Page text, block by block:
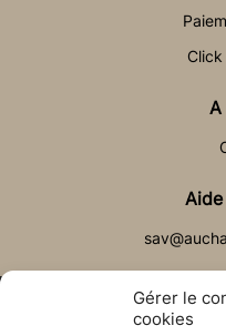
Gérer le
cookies
Click
A